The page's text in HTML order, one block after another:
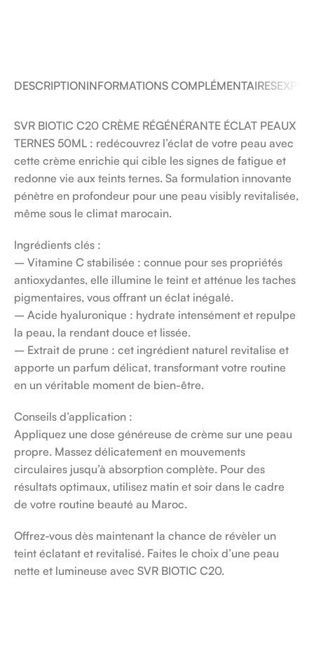
DESCRIPTIONINFORMATIONS COMPLÉMENTAIRES
SVR BIOTIC C20 CRÈME RÉGÉNÉRANTE ÉCLAT PEAUX
TERNES 50ML : redécouvrez l’éclat de votre peau avec
cette crème enrichie qui cible les signes de fatigue et
redonne vie aux teints ternes. Sa formulation innovante
pénètre en profondeur pour une peau visibly revitalisée,
même sous le climat marocain.
Ingrédients clés :
– Vitamine C stabilisée : connue pour ses propriétés
antioxydantes, elle illumine le teint et atténue les taches
pigmentaires, vous offrant un éclat inégalé.
– Acide hyaluronique : hydrate intensément et repulpe
la peau, la rendant douce et lissée.
– Extrait de prune : cet ingrédient naturel revitalise et
apporte un parfum délicat, transformant votre routine
en un véritable moment de bien-être.
Conseils d’application :
Appliquez une dose généreuse de crème sur une peau
propre. Massez délicatement en mouvements
circulaires jusqu’à absorption complète. Pour des
résultats optimaux, utilisez matin et soir dans le cadre
de votre routine beauté au Maroc.
Offrez-vous dès maintenant la chance de révèler un
teint éclatant et revitalisé. Faites le choix d’une peau
nette et lumineuse avec SVR BIOTIC C20.